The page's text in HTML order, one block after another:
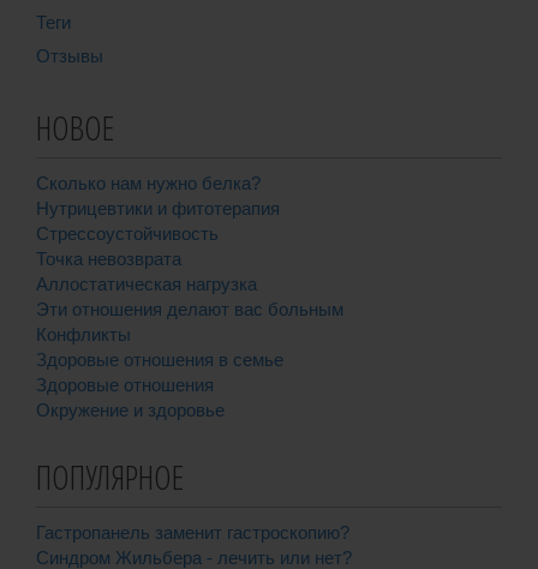
Теги
Отзывы
НОВОЕ
Сколько нам нужно белка?
Нутрицевтики и фитотерапия
Стрессоустойчивость
Точка невозврата
Аллостатическая нагрузка
Эти отношения делают вас больным
Конфликты
Здоровые отношения в семье
Здоровые отношения
Окружение и здоровье
ПОПУЛЯРНОЕ
Гастропанель заменит гастроскопию?
Синдром Жильбера - лечить или нет?